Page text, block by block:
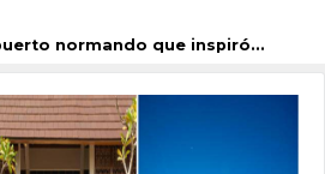
normando que inspiró...